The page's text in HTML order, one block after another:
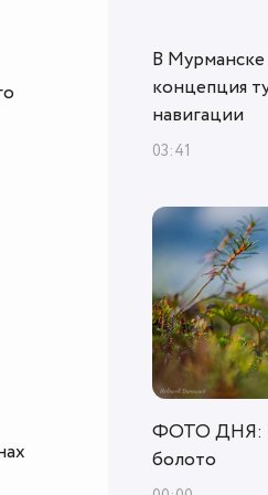
В Мурманске
концепция
навигации
03:41
ФОТО ДНЯ:
болото